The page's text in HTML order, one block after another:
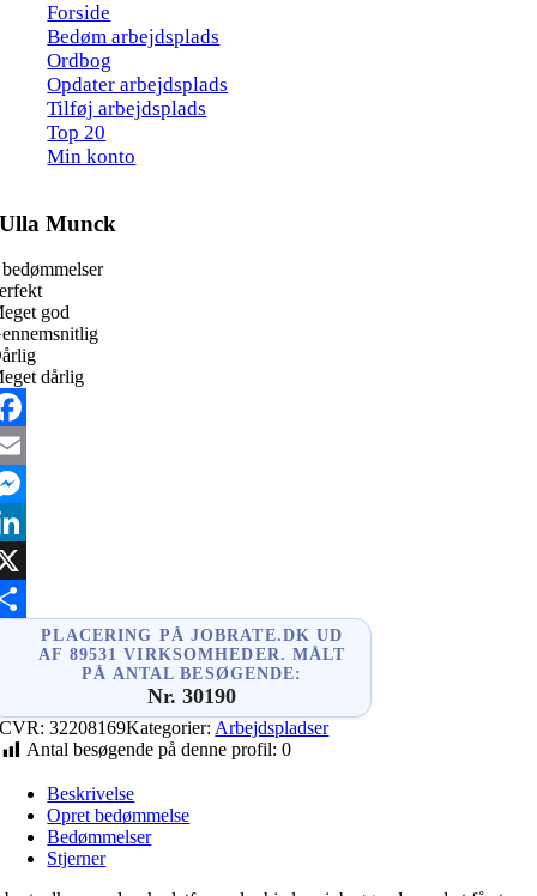
Forside
Bedøm arbejdsplads
Ordbog
Opdater arbejdsplads
Tilføj arbejdsplads
Top 20
Min konto
Ulla Munck
god
dårlig
PLACERING PÅ JOBRATE.DK UD
AF 89531 VIRKSOMHEDER. MÅLT
PÅ ANTAL BESØGENDE:
Nr. 30190
CVR:32208169Kategorier: Arbejdspladser
Antal besøgende på denne profil: 0
Beskrivelse
Opret bedømmelse
Bedømmelser
Stjerner